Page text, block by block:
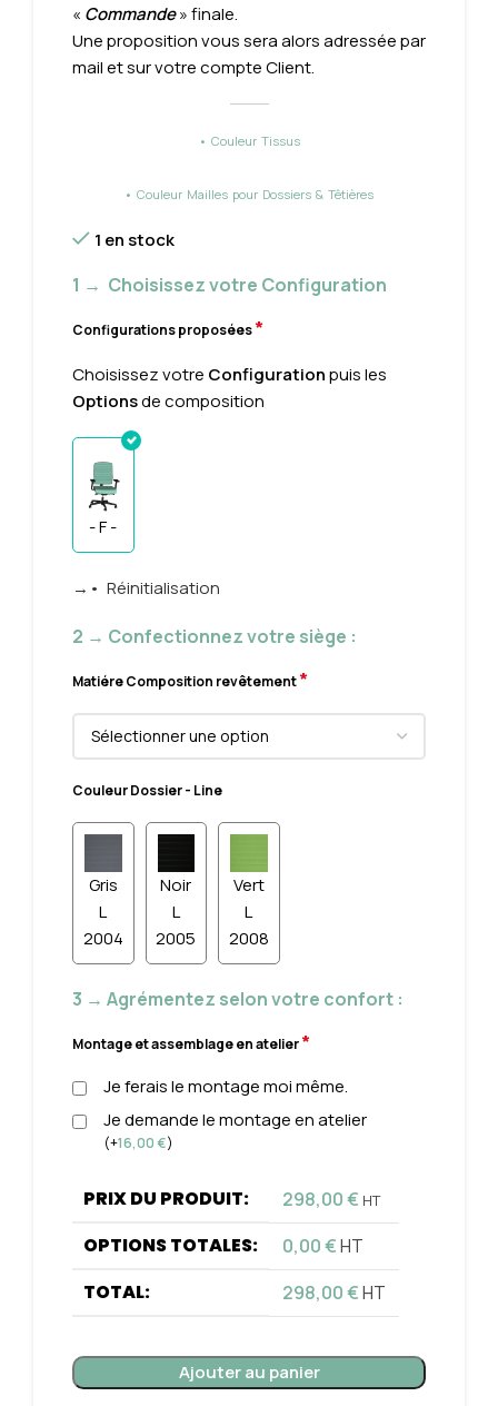
« Commande» finale.
Une proposition vous sera alors adressée par
mail et sur votre compte Client.
• Couleur Tissus
• Couleur Mailles pour Dossiers & Têtières
1 en stock
1 → Choisissez votre Configuration
Configurations proposées*
Choisissez votre Configurationpuis les
Optionsde composition
- F -
→• Réinitialisation
2 → Confectionnez votre siège :
Matiére Composition revêtement*
Couleur Dossier - Line
Gris
L
2004
Noir
L
2005
Vert
L
2008
3 → Agrémentez selon votre confort :
Montage et assemblage en atelier*
Je ferais le montage moi même.
Je demande le montage en atelier
(+16,00€)
PRIX DU PRODUIT: 298,00€ HT
OPTIONS TOTALES: 0,00€HT
TOTAL: 298,00€HT
Ajouter au panier